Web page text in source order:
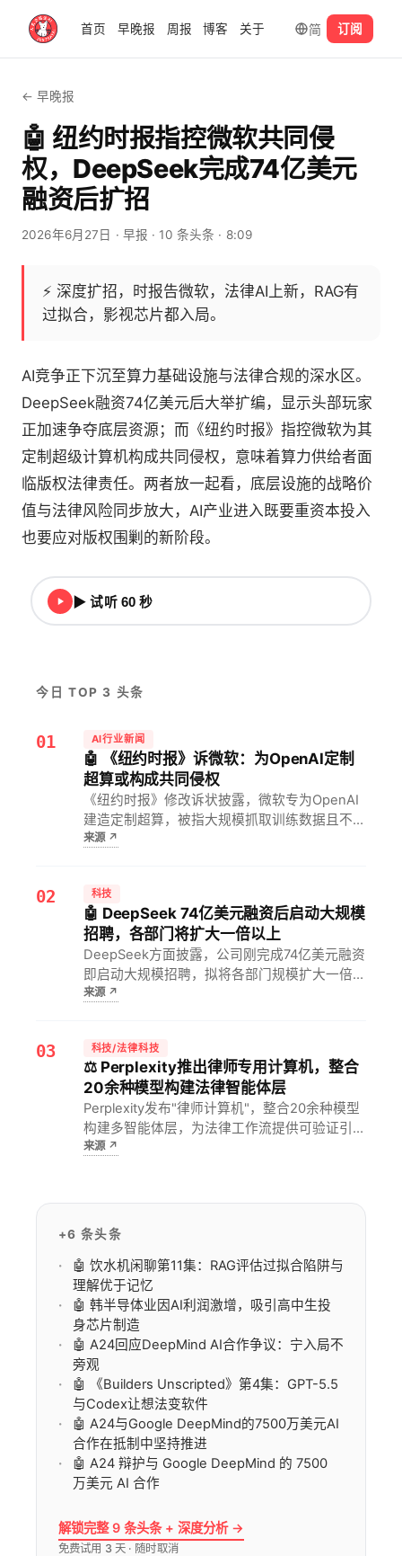
首页 早晚报 周报 博客 关于 简 订阅
← 早晚报
🤖 纽约时报指控微软共同侵
权，DeepSeek完成74亿美元
融资后扩招
2026年6月27日 · 早报 · 10 条头条 · 8:09
⚡ 深度扩招，时报告微软，法律AI上新，RAG有
过拟合，影视芯片都入局。
AI竞争正下沉至算力基础设施与法律合规的深水区。
DeepSeek融资74亿美元后大举扩编，显示头部玩家
正加速争夺底层资源；而《纽约时报》指控微软为其
定制超级计算机构成共同侵权，意味着算力供给者面
临版权法律责任。两者放一起看，底层设施的战略价
值与法律风险同步放大，AI产业进入既要重资本投入
也要应对版权围剿的新阶段。
▶ 试听 60 秒
今日 TOP 3 头条
01 AI行业新闻
🤖 《纽约时报》诉微软：为OpenAI定制
超算或构成共同侵权
《纽约时报》修改诉状披露，微软专为OpenAI
建造定制超算，被指大规模抓取训练数据且不成
比例使用该报版权作品。对开发者和投资人而
来源↗
02 科技
🤖 DeepSeek 74亿美元融资后启动大规模
招聘，各部门将扩大一倍以上
DeepSeek方面披露，公司刚完成74亿美元融资
即启动大规模招聘，拟将各部门规模扩大一倍以
上。对国内大模型赛道而言，这意味着头部厂商
来源↗
03 科技/法律科技
⚖️ Perplexity推出律师专用计算机，整合
20余种模型构建法律智能体层
Perplexity发布"律师计算机"，整合20余种模型
构建多智能体层，为法律工作流提供可验证引用
输出。对律师而言，这意味着可在统一平台调用
来源↗
+6 条头条
🤖 饮水机闲聊第11集：RAG评估过拟合陷阱与
理解优于记忆
🤖 韩半导体业因AI利润激增，吸引高中生投
身芯片制造
🤖 A24回应DeepMind AI合作争议：宁入局不
旁观
🤖 《Builders Unscripted》第4集：GPT-5.5
与Codex让想法变软件
🤖 A24与Google DeepMind的7500万美元AI
合作在抵制中坚持推进
🤖 A24 辩护与 Google DeepMind 的 7500
万美元 AI 合作
解锁完整 9 条头条 + 深度分析 →
免费试用 3 天 · 随时取消